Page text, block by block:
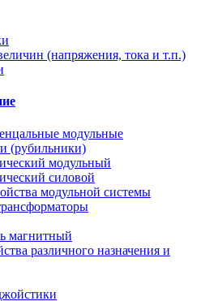
(напряжения, тока и т.п.)
модульные
(рубильники)
модульный
силовой
модульной системы
магнитный
различного назначения и